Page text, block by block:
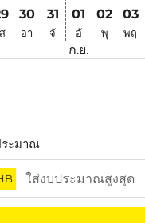
30
อา
31
จั
01
อั
ก.ย.
02
พุ
03
พฤ
ะมาณ